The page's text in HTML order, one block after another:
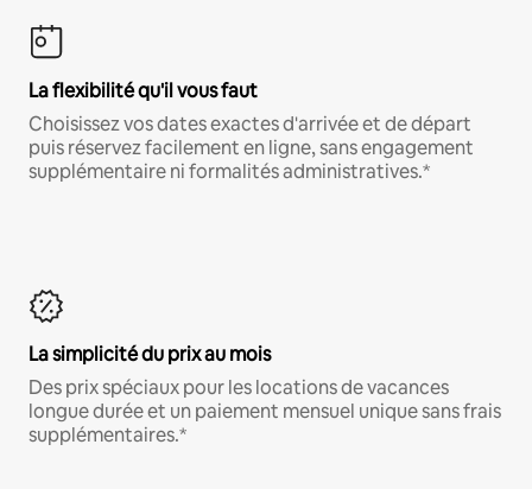
La flexibilité qu'il vous faut
Choisissez vos dates exactes d'arrivée et de départ
puis réservez facilement en ligne, sans engagement
supplémentaire ni formalités administratives.*
La simplicité du prix au mois
Des prix spéciaux pour les locations de vacances
longue durée et un paiement mensuel unique sans frais
supplémentaires.*